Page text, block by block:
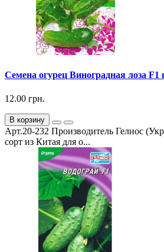
Семена огурец Виноградная лоза
12.00 грн.
В корзину
Арт.20-232 Производитель Гелиос
сорт из Китая для о...